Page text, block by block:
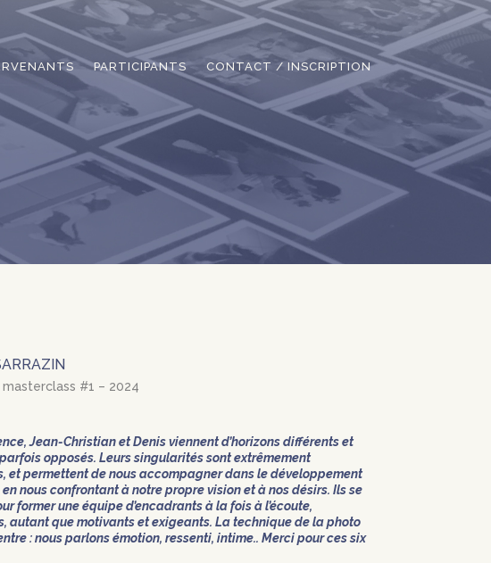
PARTICIPANTS CONTACT / INSCRIPTION
#1 – 2024
Jean-Christian et Denis viennent d’horizons différents et
opposés. Leurs singularités sont extrêmement
et permettent de nous accompagner dans le développement
nous confrontant à notre propre vision et à nos désirs. Ils se
former une équipe d’encadrants à la fois à l’écoute,
autant que motivants et exigeants. La technique de la photo
: nous parlons émotion, ressenti, intime.. Merci pour ces six